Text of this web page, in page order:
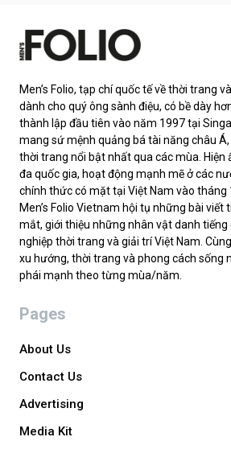
Men’s Folio, tạp chí quốc tế về thời trang
dành cho quý ông sành điệu, có bề dày
thành lập đầu tiên vào năm 1997 tại
mang sứ mệnh quảng bá tài năng châu
thời trang nổi bật nhất qua các mùa. Hiện
đa quốc gia, hoạt động mạnh mẽ ở các
chính thức có mặt tại Việt Nam vào tháng
Men’s Folio Vietnam hội tụ những bài viết
mắt, giới thiệu những nhân vật danh tiếng
nghiệp thời trang và giải trí Việt Nam.
xu hướng, thời trang và phong cách sống
phái mạnh theo từng mùa/năm.
Pages
About Us
Contact Us
Advertising
Media Kit